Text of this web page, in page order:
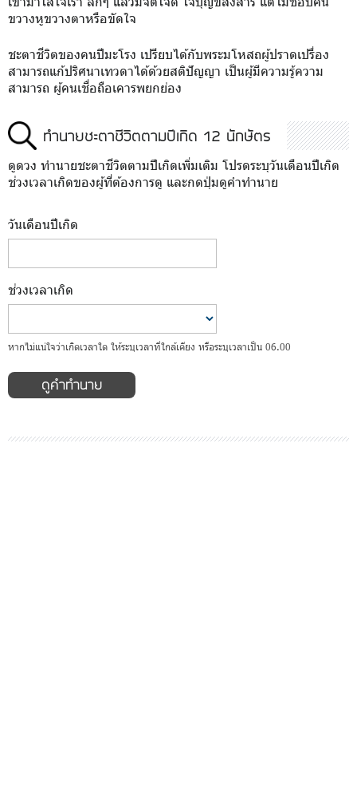
ขวางหูขวางตาหรือขัดใจ
ชะตาชีวิตของคนปีมะโรง เปรียบได้กับพระมโหสถผู้ปราดเปรื่อง
สามารถแก้ปริศนาเทวดาได้ด้วยสติปัญญา เป็นผู้มีความรู้ความ
สามารถ ผู้คนเชื่อถือเคารพยกย่อง
ทำนายชะตาชีวิตตามปีเกิด 12 นักษัตร
ดูดวง ทำนายชะตาชีวิตตามปีเกิดเพิ่มเติม โปรดระบุวันเดือนปีเกิด
ช่วงเวลาเกิดของผู้ที่ต้องการดู และกดปุ่มดูคำทำนาย
วันเดือนปีเกิด
ช่วงเวลาเกิด
หากไม่แน่ใจว่าเกิดเวลาใด ให้ระบุเวลาที่ใกล้เคียง หรือระบุเวลาเป็น 06.00